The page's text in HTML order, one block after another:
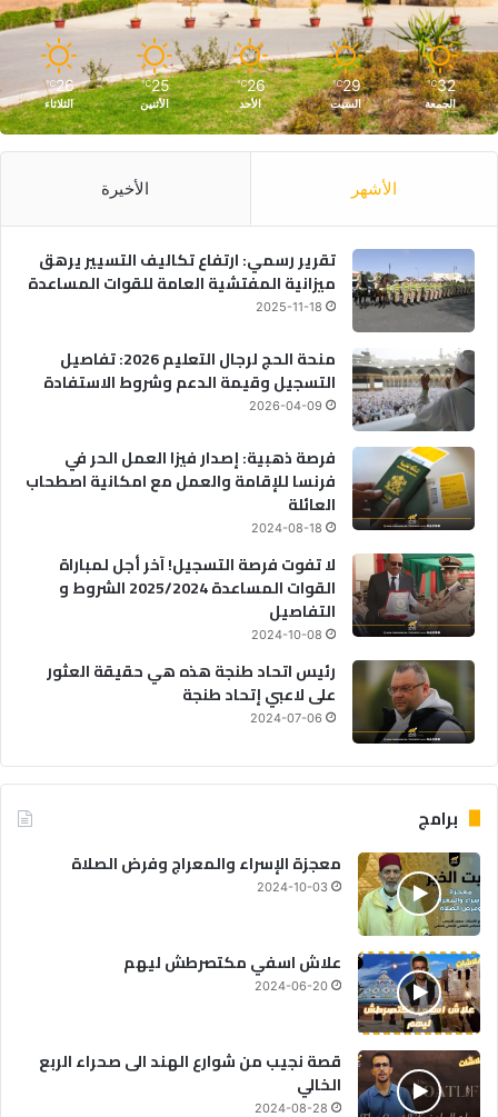
32
℃
الجمعة
29
℃
السبت
26
℃
الأحد
25
℃
الأثنين
26
℃
الثلاثاء
الأشهر الأخيرة
تقرير رسمي: ارتفاع تكاليف التسيير يرهق
ميزانية المفتشية العامة للقوات المساعدة
2025-11-18
منحة الحج لرجال التعليم 2026: تفاصيل
التسجيل وقيمة الدعم وشروط الاستفادة
2026-04-09
فرصة ذهبية: إصدار فيزا العمل الحر في
فرنسا للإقامة والعمل مع امكانية اصطحاب
العائلة
2024-08-18
لا تفوت فرصة التسجيل! آخر أجل لمباراة
القوات المساعدة 2025/2024 الشروط و
التفاصيل
2024-10-08
رئيس اتحاد طنجة هذه هي حقيقة العثور
على لاعبي إتحاد طنجة
2024-07-06
برامج
معجزة الإسراء والمعراج وفرض الصلاة
2024-10-03
علاش اسفي مكتصرطش ليهم
2024-06-20
قصة نجيب من شوارع الهند الى صحراء الربع
الخالي
2024-08-28